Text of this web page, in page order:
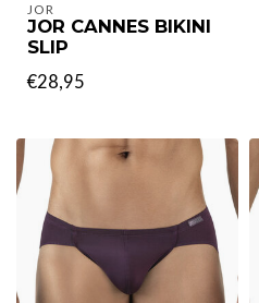
JOR
JOR CANNES BIKINI
SLIP
€28,95